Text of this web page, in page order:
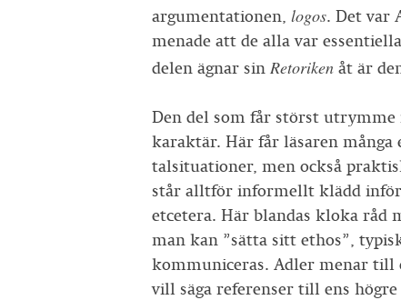
argumentationen, logos. Det var
menade att de alla var
delen ägnar sin Retoriken åt är
Den del som får störst utrymme
karaktär. Här får läsaren många
talsituationer, men också
står alltför informellt klädd
etcetera. Här blandas kloka råd
man kan ”sätta sitt ethos”,
kommuniceras. Adler menar till
vill säga referenser till ens